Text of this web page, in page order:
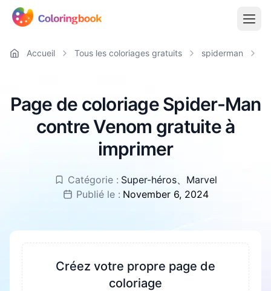
Accueil Tous les coloriages gratuits spiderman
Page de coloriage Spider-Man
contre Venom gratuite à
imprimer
Catégorie : Super-héros、 Marvel
Publié le : November 6, 2024
Créez votre propre page de
coloriage